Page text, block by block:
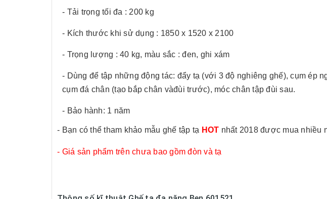
- Tải trọng tối đa : 200 kg
- Kích thước khi sử dụng : 1850 x 1520 x 2100
- Trọng lượng : 40 kg, màu sắc : đen, ghi xám
- Dùng để tập những động tác: đẩy tạ (với 3 độ nghiêng ghế), cụm ép
cụm đá chân (tạo bắp chân vàđùi trước), móc chân tập đùi sau.
- Bảo hành: 1 năm
- Bạn có thể tham khảo mẫu ghế tập tạ HOT nhất 2018 được mua nhiều
- Giá sản phẩm trên chưa bao gồm đòn và tạ